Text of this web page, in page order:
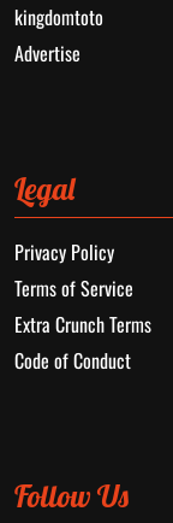
kingdomtoto
Advertise
Legal
Privacy Policy
Terms of Service
Extra Crunch Terms
Code of Conduct
Follow Us